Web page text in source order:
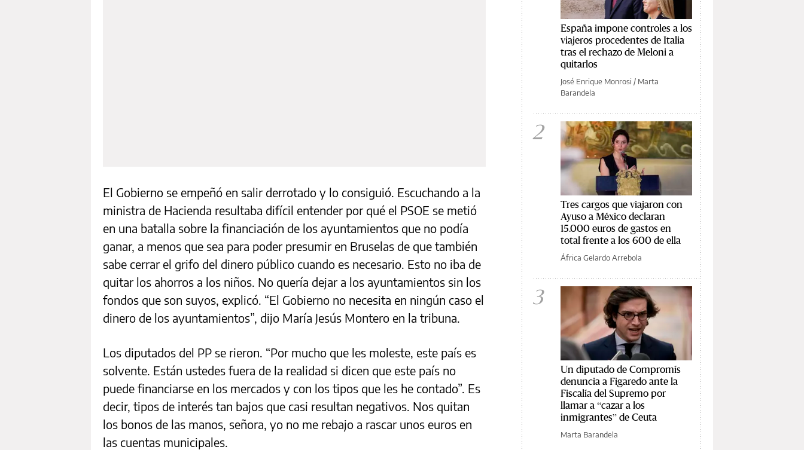
El Gobierno se empeñó en salir derrotado y lo consiguió. Escuchando a la
ministra de Hacienda resultaba difícil entender por qué el PSOE se metió
en una batalla sobre la financiación de los ayuntamientos que no podía
ganar, a menos que sea para poder presumir en Bruselas de que también
sabe cerrar el grifo del dinero público cuando es necesario. Esto no iba de
quitar los ahorros a los niños. No quería dejar a los ayuntamientos sin los
fondos que son suyos, explicó. “El Gobierno no necesita en ningún caso el
dinero de los ayuntamientos”, dijo María Jesús Montero en la tribuna.
Los diputados del PP se rieron. “Por mucho que les moleste, este país es
solvente. Están ustedes fuera de la realidad si dicen que este país no
puede financiarse en los mercados y con los tipos que les he contado”. Es
decir, tipos de interés tan bajos que casi resultan negativos. Nos quitan
los bonos de las manos, señora, yo no me rebajo a rascar unos euros en
las cuentas municipales.
España impone controles a los
viajeros procedentes de Italia
tras el rechazo de Meloni a
quitarlos
José Enrique Monrosi / Marta
Barandela
2
Tres cargos que viajaron con
Ayuso a México declaran
15.000 euros de gastos en
total frente a los 600 de ella
África Gelardo Arrebola
3
Un diputado de Compromís
denuncia a Figaredo ante la
Fiscalía del Supremo por
llamar a “cazar a los
inmigrantes” de Ceuta
Marta Barandela